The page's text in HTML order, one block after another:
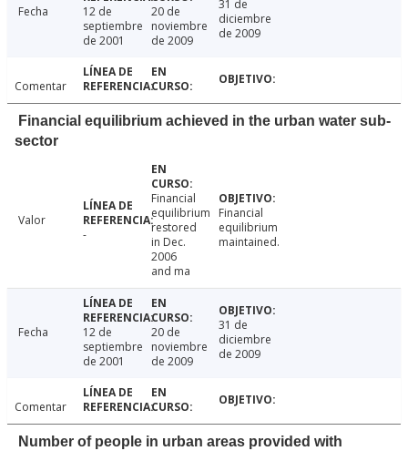
Fecha
12 de
septiembre
de 2001
20 de
noviembre
de 2009
31 de
diciembre
de 2009
Comentar
Financial equilibrium achieved in the urban water sub-
sector
Valor
-
Financial
equilibrium
restored
in Dec.
2006
and ma
Financial
equilibrium
maintained.
Fecha
12 de
septiembre
de 2001
20 de
noviembre
de 2009
31 de
diciembre
de 2009
Comentar
Number of people in urban areas provided with